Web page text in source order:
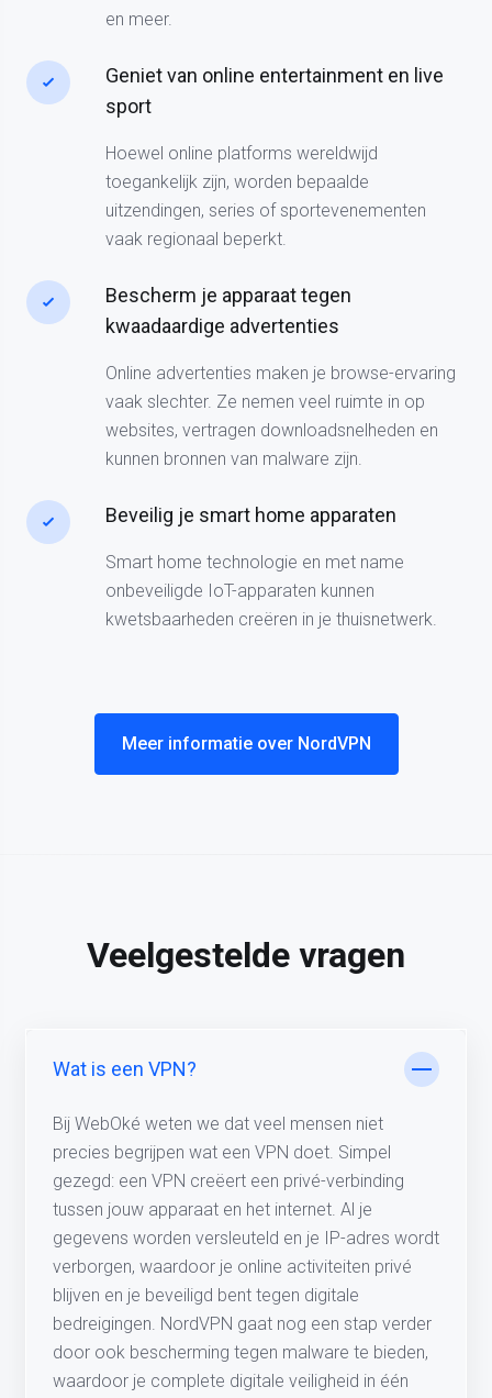
en meer.
Geniet van online entertainment en live
sport
Hoewel online platforms wereldwijd
toegankelijk zijn, worden bepaalde
uitzendingen, series of sportevenementen
vaak regionaal beperkt.
Bescherm je apparaat tegen
kwaadaardige advertenties
Online advertenties maken je browse-ervaring
vaak slechter. Ze nemen veel ruimte in op
websites, vertragen downloadsnelheden en
kunnen bronnen van malware zijn.
Beveilig je smart home apparaten
Smart home technologie en met name
onbeveiligde IoT-apparaten kunnen
kwetsbaarheden creëren in je thuisnetwerk.
Meer informatie over NordVPN
Veelgestelde vragen
Wat is een VPN?
Bij WebOké weten we dat veel mensen niet
precies begrijpen wat een VPN doet. Simpel
gezegd: een VPN creëert een privé-verbinding
tussen jouw apparaat en het internet. Al je
gegevens worden versleuteld en je IP-adres wordt
verborgen, waardoor je online activiteiten privé
blijven en je beveiligd bent tegen digitale
bedreigingen. NordVPN gaat nog een stap verder
door ook bescherming tegen malware te bieden,
waardoor je complete digitale veiligheid in één